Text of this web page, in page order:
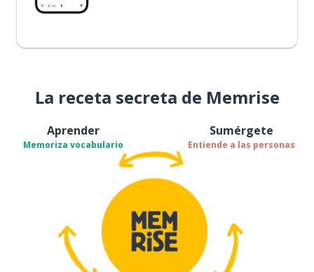
La receta secreta de Memrise
Aprender
Memoriza vocabulario
Sumérgete
Entiende a las personas